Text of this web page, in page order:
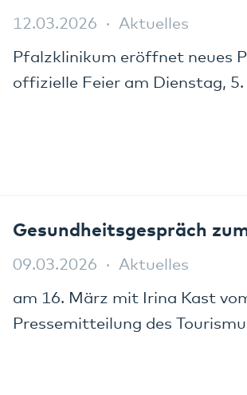
12.03.2026 Aktuelles
Pfalzklinikum eröffnet neues
offizielle Feier am Dienstag, 5.
Gesundheitsgespräch
09.03.2026 Aktuelles
am 16. März mit Irina Kast
Pressemitteilung des